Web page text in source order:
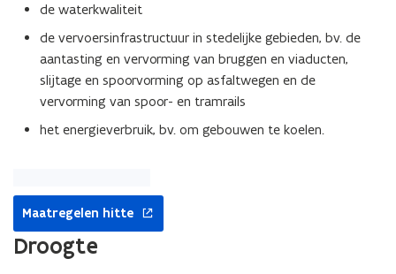
de waterkwaliteit
de vervoersinfrastructuur in stedelijke gebieden, bv. de
aantasting en vervorming van bruggen en viaducten,
slijtage en spoorvorming op asfaltwegen en de
vervorming van spoor- en tramrails
het energieverbruik, bv. om gebouwen te koelen.
Maatregelen hitte
nieuw
venster
Droogte